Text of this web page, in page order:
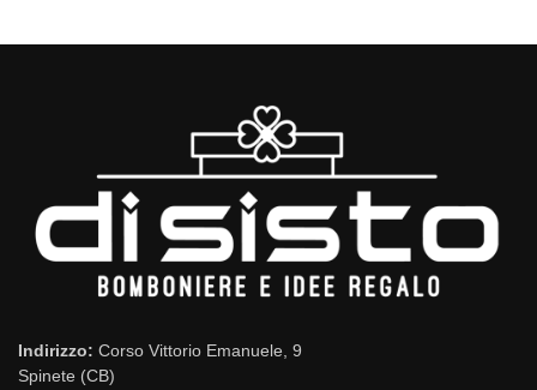
Indirizzo: Corso Vittorio Emanuele, 9
Spinete (CB)